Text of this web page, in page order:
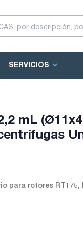
SERVICIOS
mL
para rotores RT175,